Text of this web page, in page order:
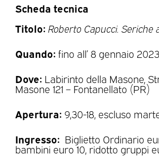
Scheda tecnica
Titolo: Roberto Capucci. Seriche
Quando: fino all’ 8 gennaio 2023
Dove: Labirinto della Masone,
Masone 121 – Fontanellato (PR)
Apertura: 9,30-18, escluso
Ingresso: Biglietto Ordinario
bambini euro 10, ridotto gruppi